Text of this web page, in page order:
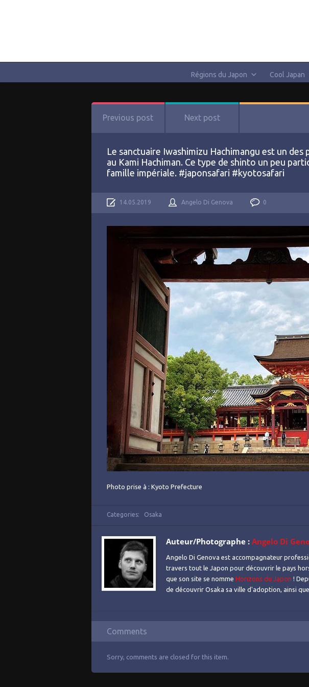
Régions du Japon Cool Japan
Previous post Next post
Le sanctuaire Iwashimizu Hachimangu est un
au Kami Hachiman. Ce type de shinto un peu
famille impériale. #japonsafari #kyotosafari
14.05.2019 Angelo Di Genova 0
Photo prise à : Kyoto Prefecture
Categories: Osaka
Auteur/Photographe : Angelo Di
Angelo Di Genova est accompagnateur
travers tout le Japon pour découvrir le pays
que son site se nomme Horizons du Japon !
de découvrir Osaka sa ville d'adoption, ainsi
Comments
Sorry, comments are closed for this item.